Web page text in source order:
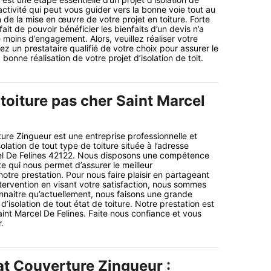
qui peut vous guider vers la bonne voie tout au
de la mise en œuvre de votre projet en toiture. Forte
de pouvoir bénéficier les bienfaits d’un devis n’a
d’engagement. Alors, veuillez réaliser votre
un prestataire qualifié de votre choix pour assurer le
réalisation de votre projet d’isolation de toit.
pas cher Saint Marcel
Zingueur est une entreprise professionnelle et
de tout type de toiture située à l’adresse
De Felines 42122. Nous disposons une compétence
qui nous permet d’assurer le meilleur
prestation. Pour nous faire plaisir en partageant
en visant votre satisfaction, nous sommes
qu’actuellement, nous faisons une grande
de tout état de toiture. Notre prestation est
Marcel De Felines. Faite nous confiance et vous
Couverture Zingueur :